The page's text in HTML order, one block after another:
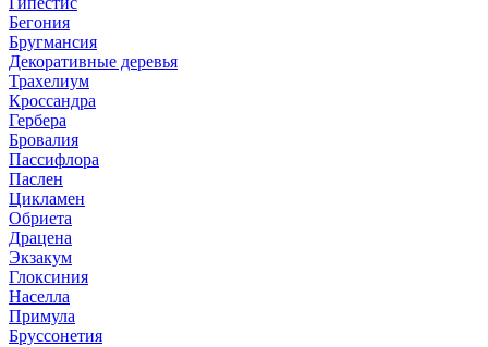
Бегония
Бругмансия
Декоративные деревья
Трахелиум
Кроссандра
Гербера
Бровалия
Пассифлора
Паслен
Цикламен
Обриета
Драцена
Экзакум
Глоксиния
Населла
Примула
Бруссонетия